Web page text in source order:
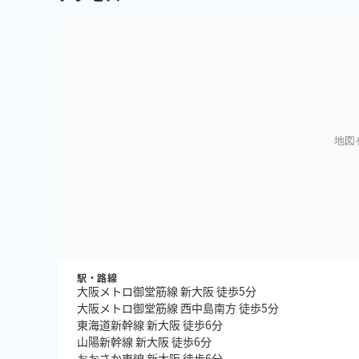
地図
駅・路線
大阪メトロ御堂筋線 新大阪 徒歩5分
大阪メトロ御堂筋線 西中島南方 徒歩5分
東海道新幹線 新大阪 徒歩6分
山陽新幹線 新大阪 徒歩6分